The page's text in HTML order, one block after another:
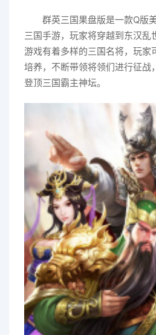
群英三国果盘版是一款Q版
三国手游，玩家将穿越到东汉乱
游戏有着多样的三国名将，玩家
培养，不断带领将领们进行征战
登顶三国霸主神坛。